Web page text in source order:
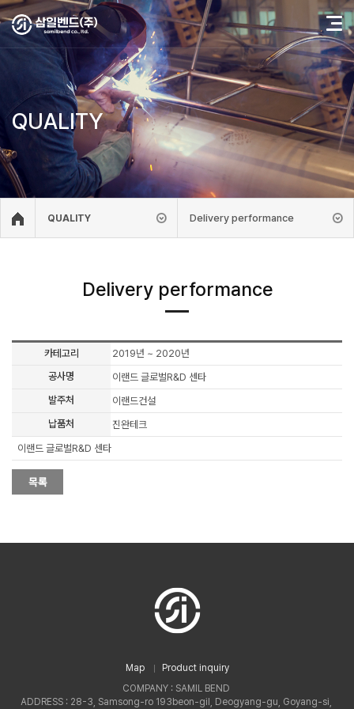
QUALITY
QUALITY Delivery performance
Delivery performance
카테고리
2019년 ~ 2020년
공사명
이랜드 글로벌R&D 센타
발주처
이랜드건설
납품처
진완테크
이랜드 글로벌R&D 센타
Map
Product inquiry
COMPANY : SAMIL BEND
ADDRESS : 28-3, Samsong-ro 193beon-gil, Deogyang-gu, Goyang-si,